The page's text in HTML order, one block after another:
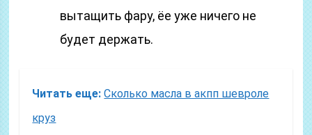
вытащить фару, ёе уже ничего не
будет держать.
Читать еще: Сколько масла в акпп шевроле
круз